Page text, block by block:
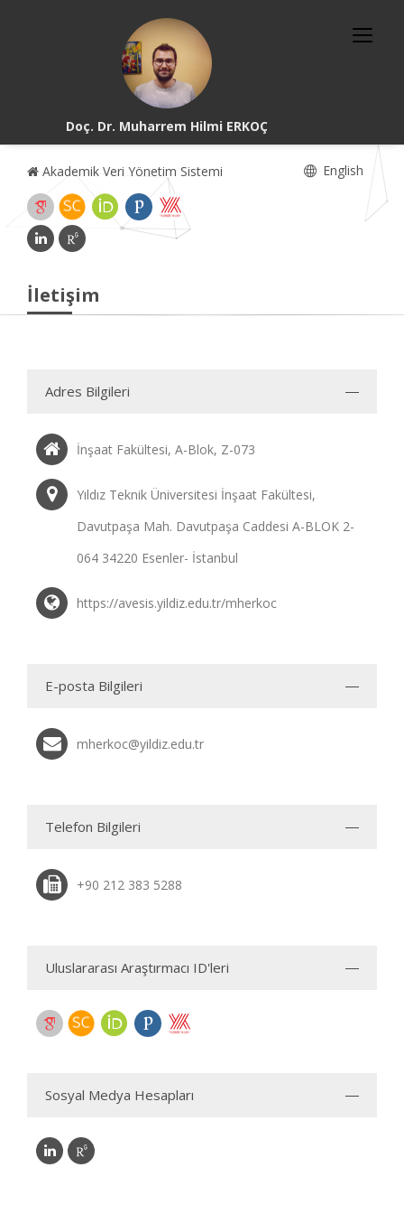
Doç. Dr. Muharrem Hilmi ERKOÇ
Akademik Veri Yönetim Sistemi English
İletişim
Adres Bilgileri
İnşaat Fakültesi, A-Blok, Z-073
Yıldız Teknik Üniversitesi İnşaat Fakültesi,
Davutpaşa Mah. Davutpaşa Caddesi A-BLOK 2-
064 34220 Esenler- İstanbul
https://avesis.yildiz.edu.tr/mherkoc
E-posta Bilgileri
mherkoc@yildiz.edu.tr
Telefon Bilgileri
+90 212 383 5288
Uluslararası Araştırmacı ID'leri
Sosyal Medya Hesapları